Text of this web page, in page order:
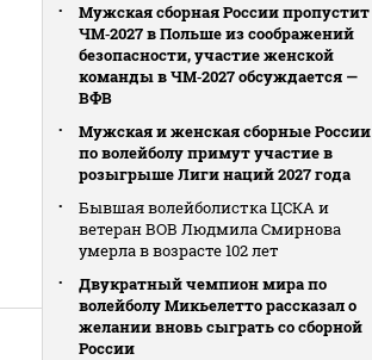
Мужская сборная России пропустит
ЧМ‑2027 в Польше из соображений
безопасности, участие женской
команды в ЧМ‑2027 обсуждается —
ВФВ
Мужская и женская сборные России
по волейболу примут участие в
розыгрыше Лиги наций 2027 года
Бывшая волейболистка ЦСКА и
ветеран ВОВ Людмила Смирнова
умерла в возрасте 102 лет
Двукратный чемпион мира по
волейболу Микьелетто рассказал о
желании вновь сыграть со сборной
России